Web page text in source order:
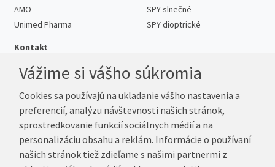
AMO
Unimed Pharma
SPY slnečné
SPY dioptrické
Kontakt
Telefón:+421 222 205 863
E-mail:info@kup-sosovky.sk
Reklamačná adresa
Andrea Votavová
Revoluční 1017
Vážime si vášho súkromia
Cookies sa používajú na ukladanie vášho nastavenia a
preferencií, analýzu návštevnosti našich stránok,
sprostredkovanie funkcií sociálnych médií a na
personalizáciu obsahu a reklám. Informácie o používaní
našich stránok tiež zdieľame s našimi partnermi z